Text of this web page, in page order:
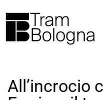
All’incrocio